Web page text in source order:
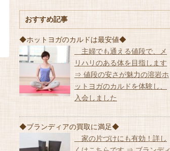
おすすめ記事
◆ホットヨガのカルドは最安値◆
主婦でも通える値段で、メ
リハリのある体を目指します
⇒ 値段の安さが魅力の溶岩ホ
ットヨガのカルドを体験し、
入会しました
◆ブランディアの買取に満足◆
家の片づけにも有効！詳し